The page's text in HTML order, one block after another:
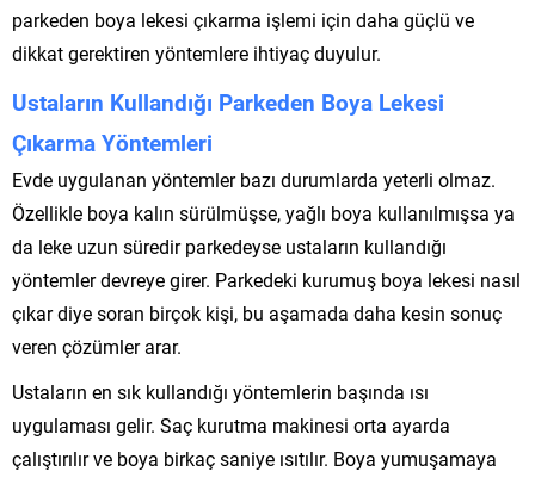
parkeden boya lekesi çıkarma işlemi için daha güçlü ve
dikkat gerektiren yöntemlere ihtiyaç duyulur.
Ustaların Kullandığı Parkeden Boya Lekesi
Çıkarma Yöntemleri
Evde uygulanan yöntemler bazı durumlarda yeterli olmaz.
Özellikle boya kalın sürülmüşse, yağlı boya kullanılmışsa ya
da leke uzun süredir parkedeyse ustaların kullandığı
yöntemler devreye girer. Parkedeki kurumuş boya lekesi nasıl
çıkar diye soran birçok kişi, bu aşamada daha kesin sonuç
veren çözümler arar.
Ustaların en sık kullandığı yöntemlerin başında ısı
uygulaması gelir. Saç kurutma makinesi orta ayarda
çalıştırılır ve boya birkaç saniye ısıtılır. Boya yumuşamaya